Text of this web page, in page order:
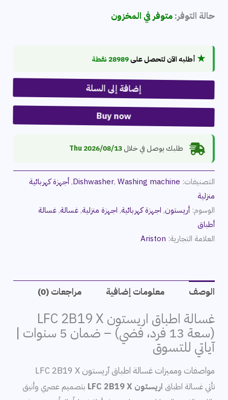
حالة التوفر: متوفر في المخزون
★أطلبه الآن لتحصل على28989 نقطة
إضافة إلى السلة
Buy now
طلبك يوصل في خلال2026/08/13 Thu
التصنيفات: Dishwasher, Washing machine
,أجهزة كهربائية
منزلية
الوسوم:أريستون, اجهزة كهربائية, اجهزة منزلية,غسالة,غسالة
أطباق
العلامة التجارية: Ariston
الوصف معلومات إضافية مراجعات (0)
غسالة اطباق اريستون LFC 2B19 X
(سعة 13 فرد، فضي) – ضمان 5 سنوات |
آياتي للتسوق
مواصفات ومميزات غسالة اطباق آريستون LFC 2B19 X
تأتي غسالة اطباق اريستون LFC 2B19 X
بتصميم عصري وأنيق